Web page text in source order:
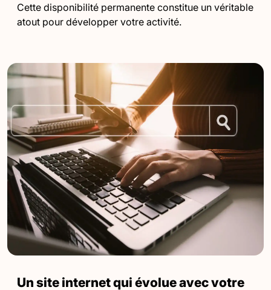
Cette disponibilité permanente constitue un véritable
atout pour développer votre activité.
Un site internet qui évolue avec votre